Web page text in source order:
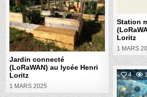
Station
Loritz
1 MARS
CONNECTÉ
(LORAWAN)
AU
LYCÉE
HENRI
LORITZ
Posted
in
Jardin connecté
(LoRaWAN) au lycée Henri
Loritz
1 MARS 2025
4
Posted